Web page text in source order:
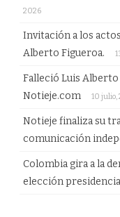
2026
Invitación a los
Alberto Figueroa.
Falleció Luis
Notieje.com
10 julio,
Notieje finaliza su
comunicación
Colombia gira a la
elección